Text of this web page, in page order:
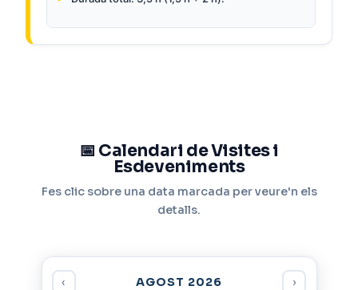
📅 Calendari de Visites i
Esdeveniments
Fes clic sobre una data marcada per veure'n els
detalls.
‹ AGOST 2026 ›